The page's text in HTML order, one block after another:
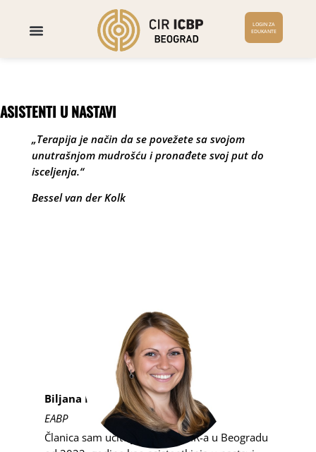
LOGIN ZA
EDUKANTE
ASISTENTI U NASTAVI
„Terapija je način da se povežete sa svojom
unutrašnjom mudrošću i pronađete svoj put do
isceljenja.“
Bessel van der Kolk
Biljana Milanović
EABP
Članica sam učiteljskog tima CIR-a u Beogradu